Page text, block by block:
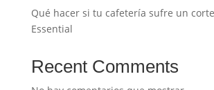
Qué hacer si tu cafetería sufre un
Essential
Recent Comments